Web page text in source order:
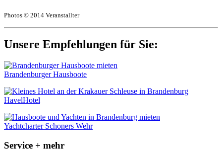
Photos © 2014 Veranstallter
Unsere Empfehlungen für Sie:
Brandenburger Hausboote
HavelHotel
Yachtcharter Schoners Wehr
Service + mehr